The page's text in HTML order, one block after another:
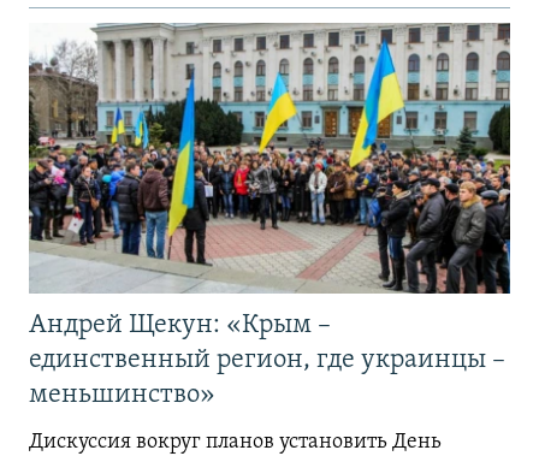
Андрей Щекун: «Крым –
единственный регион, где украинцы –
меньшинство»
Дискуссия вокруг планов установить День